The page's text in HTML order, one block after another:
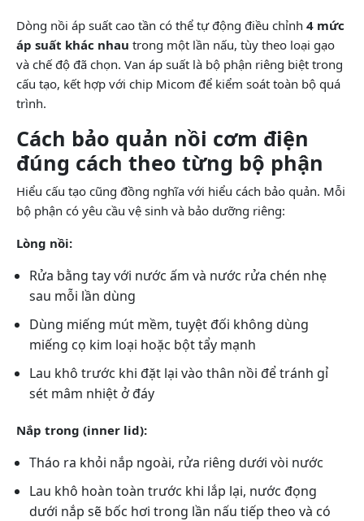
Dòng nồi áp suất cao tần có thể tự động điều chỉnh 4 mức
áp suất khác nhau trong một lần nấu, tùy theo loại gạo
và chế độ đã chọn. Van áp suất là bộ phận riêng biệt trong
cấu tạo, kết hợp với chip Micom để kiểm soát toàn bộ quá
trình.
Cách bảo quản nồi cơm điện
đúng cách theo từng bộ phận
Hiểu cấu tạo cũng đồng nghĩa với hiểu cách bảo quản. Mỗi
bộ phận có yêu cầu vệ sinh và bảo dưỡng riêng:
Lòng nồi:
Rửa bằng tay với nước ấm và nước rửa chén nhẹ
sau mỗi lần dùng
Dùng miếng mút mềm, tuyệt đối không dùng
miếng cọ kim loại hoặc bột tẩy mạnh
Lau khô trước khi đặt lại vào thân nồi để tránh gỉ
sét mâm nhiệt ở đáy
Nắp trong (inner lid):
Tháo ra khỏi nắp ngoài, rửa riêng dưới vòi nước
Lau khô hoàn toàn trước khi lắp lại, nước đọng
dưới nắp sẽ bốc hơi trong lần nấu tiếp theo và có